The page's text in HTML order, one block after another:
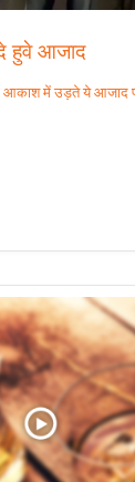
हुवे आजाद
में उड़ते ये आजाद